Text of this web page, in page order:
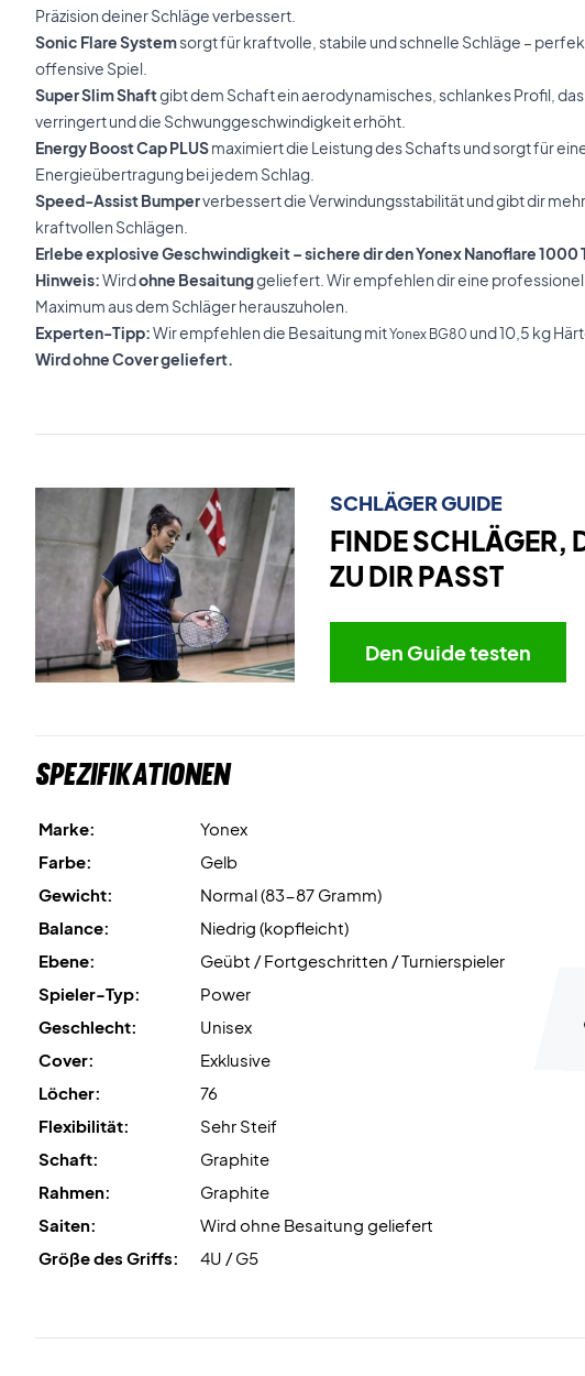
Präzision deiner Schläge verbessert.
Sonic Flare Systemsorgt für kraftvolle, stabile und schnelle Schläge –
offensive Spiel.
Super Slim Shaftgibt dem Schaft ein aerodynamisches, schlankes Profil,
verringert und die Schwunggeschwindigkeit erhöht.
Energy Boost Cap PLUSmaximiert die Leistung des Schafts und sorgt für
Energieübertragung bei jedem Schlag.
Speed-Assist Bumperverbessert die Verwindungsstabilität und gibt dir
kraftvollen Schlägen.
Erlebe explosive Geschwindigkeit – sichere dir den Yonex Nanoflare 1000
Hinweis:Wirdohne Besaitunggeliefert. Wir empfehlen dir eine
Maximum aus dem Schläger herauszuholen.
Experten-Tipp:Wir empfehlen die Besaitung mitYonex BG80 und 10,5 kg
Wird ohne Cover geliefert.
SCHLÄGER GUIDE
FINDE SCHLÄGER,
ZU DIR PASST
Den Guide testen
Spezifikationen
Marke:
Yonex
Farbe:
Gelb
Gewicht:
Normal (83-87 Gramm)
Balance:
Niedrig (kopfleicht)
Ebene:
Geübt / Fortgeschritten / Turnierspieler
Spieler-Typ:
Power
Geschlecht:
Unisex
Cover:
Exklusive
Löcher:
76
Flexibilität:
Sehr Steif
Schaft:
Graphite
Rahmen:
Graphite
Saiten:
Wird ohne Besaitung geliefert
Größe des Griffs:
4U / G5